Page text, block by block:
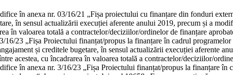
în anexa nr. 03/16/21 „Fișa proiectului cu finanțare din fonduri
în sensul actualizării execuției aferente anului 2019, precum și a
în valoarea totală a contractelor/deciziilor/ordinelor de finanțare
23 „Fișa Proiectului finanțat/propus la finanțare în cadrul
și creditele bugetare, în sensul actualizării execuției aferente
acestea, cu încadrarea în valoarea totală a contractelor/deciziilor/
în anexa nr. 3/16/23 „Fișa Proiectului finanțat/propus la finanțare